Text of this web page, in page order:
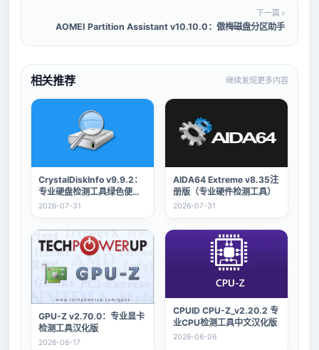
下一篇
AOMEI Partition Assistant v10.10.0：傲梅磁盘分区助手
相关推荐 继续发现更多内容
CrystalDiskInfo v9.9.2：
专业硬盘检测工具绿色便携
版
2026-07-31
AIDA64 Extreme v8.35注
册版（专业硬件检测工具）
2026-07-31
GPU-Z v2.70.0：专业显卡
检测工具汉化版
2026-06-17
CPUID CPU-Z_v2.20.2 专
业CPU检测工具中文汉化版
2026-06-06